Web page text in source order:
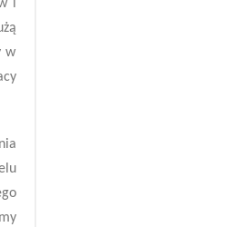
i
w